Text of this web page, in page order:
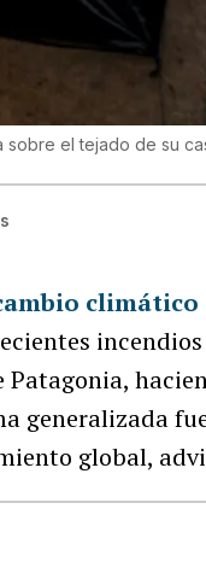
sobre el tejado de su
climático
generalizada
global,